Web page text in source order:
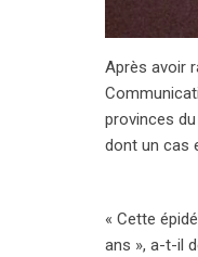
Après avoir
provinces
dont un cas
« Cette
ans », a-t-il